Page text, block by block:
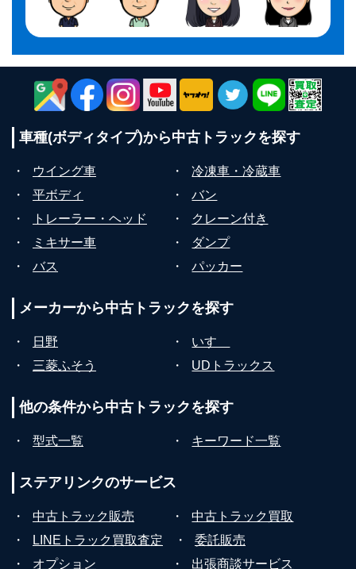
車種(ボディタイプ)から中古トラックを探す
・ ウイング車 ・
冷凍車・冷蔵車
・
平ボディ ・
バン
・
トレーラー・ヘッド ・
クレーン付き
・
ミキサー車 ・
ダンプ
・
バス ・ パッカー
メーカーから中古トラックを探す
・ 日野 ・
いすゞ
・
三菱ふそう ・ UDトラックス
他の条件から中古トラックを探す
・ 型式一覧 ・ キーワード一覧
ステアリンクのサービス
・ 中古トラック販売 ・
中古トラック買取
・
LINEトラック買取査定 ・
委託販売
・
オプション ・
出張商談サービス